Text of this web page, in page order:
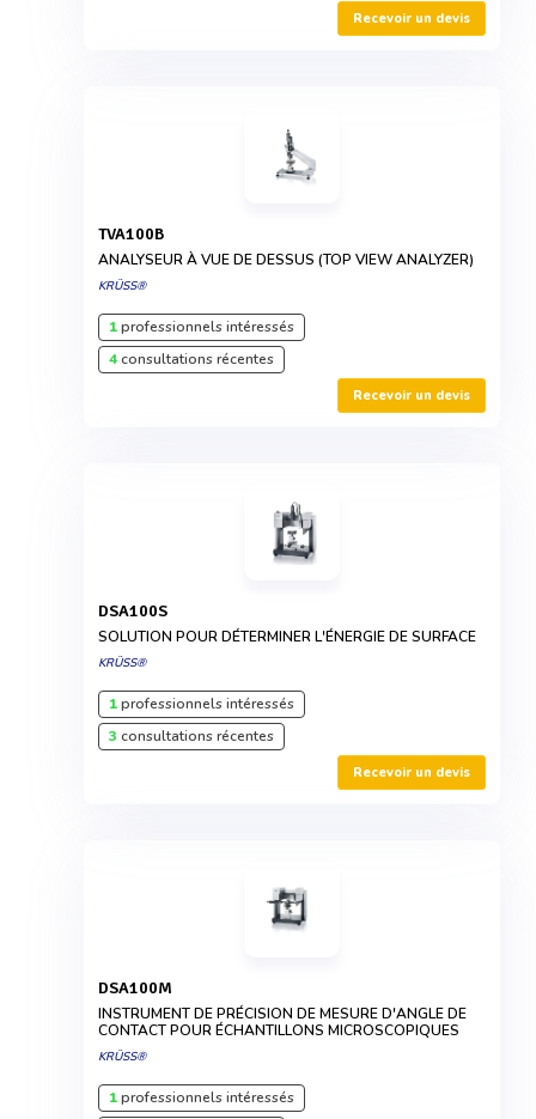
Recevoir un devis
TVA100B
ANALYSEUR À VUE DE DESSUS (TOP VIEW ANALYZER)
KRÜSS®
1professionnels intéressés
4consultations récentes
Recevoir un devis
DSA100S
SOLUTION POUR DÉTERMINER L'ÉNERGIE DE SURFACE
KRÜSS®
1professionnels intéressés
3 consultations récentes
Recevoir un devis
DSA100M
INSTRUMENT DE PRÉCISION DE MESURE D'ANGLE DE
CONTACT POUR ÉCHANTILLONS MICROSCOPIQUES
KRÜSS®
1professionnels intéressés